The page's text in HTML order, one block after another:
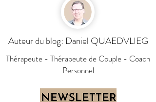
Auteur du blog: Daniel QUAEDVLIEG
Thérapeute - Thérapeute de Couple - Coach
Personnel